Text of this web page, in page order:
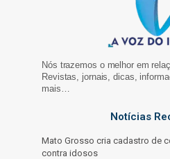
Nós trazemos o melhor em
Revistas, jornais, dicas,
mais…
Notícias
Mato Grosso cria cadastro de
contra idosos